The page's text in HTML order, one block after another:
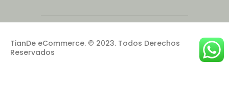
TianDe eCommerce. © 2023. Todos Derechos
Reservados